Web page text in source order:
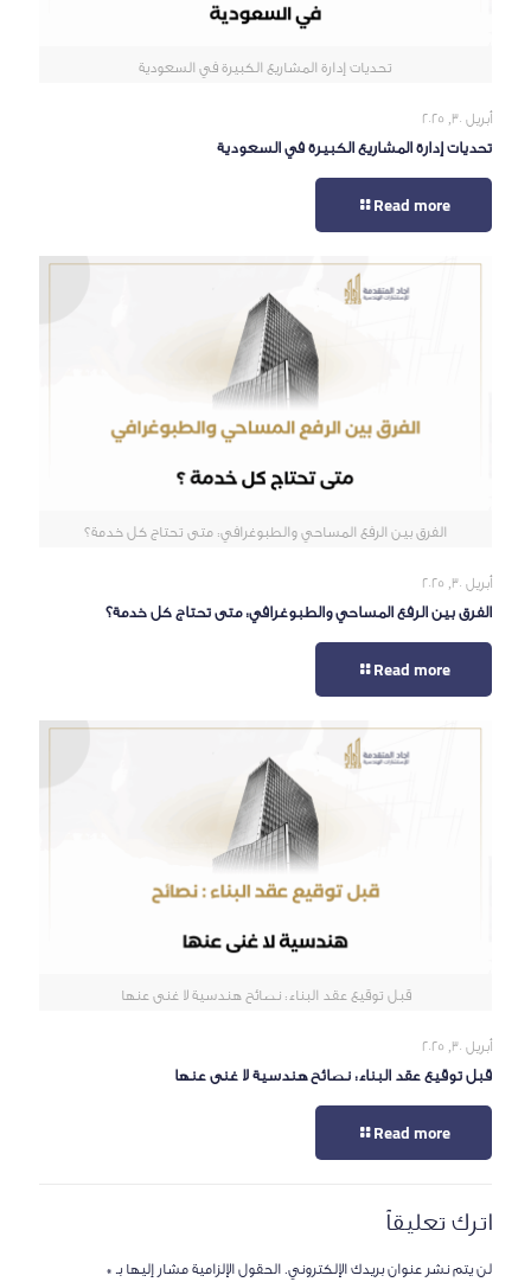
تحديات إدارة المشاريع الكبيرة في السعودية
أبريل 30, 2025
تحديات إدارة المشاريع الكبيرة في السعودية
Read more
الفرق بين الرفع المساحي والطبوغرافي: متى تحتاج كل خدمة؟
أبريل 30, 2025
الفرق بين الرفع المساحي والطبوغرافي: متى تحتاج كل خدمة؟
Read more
قبل توقيع عقد البناء: نصائح هندسية لا غنى عنها
أبريل 30, 2025
قبل توقيع عقد البناء: نصائح هندسية لا غنى عنها
Read more
اترك تعليقاً
لن يتم نشر عنوان بريدك الإلكتروني. الحقول الإلزامية مشار إليها بـ *